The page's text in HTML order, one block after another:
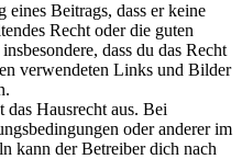
Beitrags, dass er keine
Recht oder die guten
dass du das Recht
verwendeten Links und Bilder
Hausrecht aus. Bei
oder anderer im
kann der Betreiber dich nach